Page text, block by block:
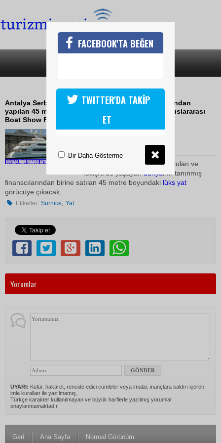
ANTALYADAN ÜNLÜ FİNANSÇIYA YAT
Antalya Serbest Bölgesi'nde Surnice Firması tarafından
yapılan 45 metrelik lüks yat Monoca ve Cannes Uluslararası
Boat Show Fuarları'nda sergilenecek
Güney Afrika asıllı adı gizli tutulan ve
İsviçre'de yaşayandünyanın tanınmış
finanscılarından birine satılan 45 metre boyundaki lüks yat
görücüye çıkacak.
Etiketler: Surnice,Yat
Yorumlar
UYARI: Küfür, hakaret, rencide edici cümleler veya imalar, inançlara saldırı içeren,
imla kuralları ile yazılmamış,
Türkçe karakter kullanılmayan ve büyük harflerle yazılmış yorumlar
onaylanmamaktadır.
Geri Ana Sayfa Normal Görünüm
FACEBOOK'TA BEĞEN
TWITTER'DA TAKİP
ET
Bir Daha Gösterme